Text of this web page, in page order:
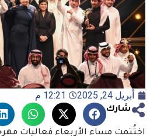
أبريل 24, 2025 12:21 م
شارك
اختُتمت مساء الأربعاء فعاليات